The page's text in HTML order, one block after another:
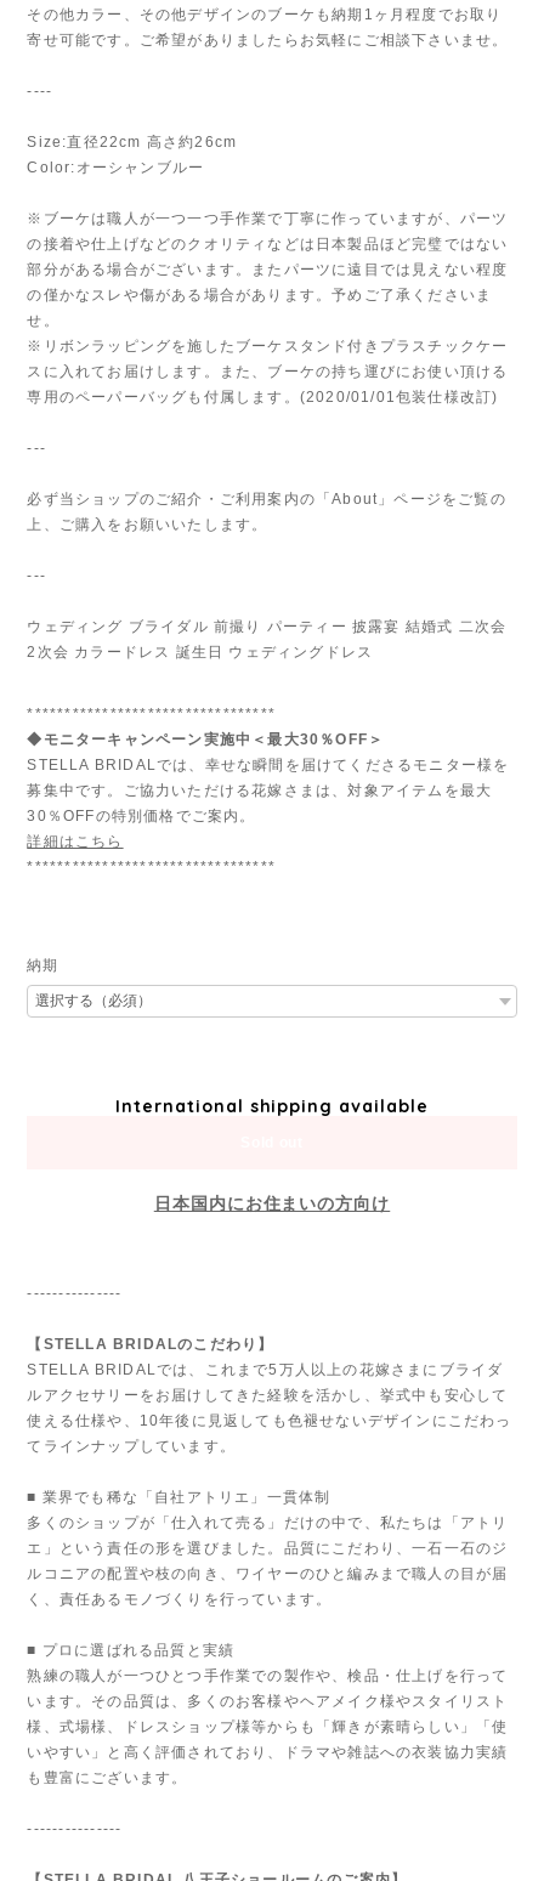
その他カラー、その他デザインのブーケも納期1ヶ月程度でお取り
寄せ可能です。ご希望がありましたらお気軽にご相談下さいませ。
----
Size:直径22cm 高さ約26cm
Color:オーシャンブルー
※ブーケは職人が一つ一つ手作業で丁寧に作っていますが、パーツ
の接着や仕上げなどのクオリティなどは日本製品ほど完璧ではない
部分がある場合がございます。またパーツに遠目では見えない程度
の僅かなスレや傷がある場合があります。予めご了承くださいま
せ。
※リボンラッピングを施したブーケスタンド付きプラスチックケー
スに入れてお届けします。また、ブーケの持ち運びにお使い頂ける
専用のペーパーバッグも付属します。(2020/01/01包装仕様改訂)
---
必ず当ショップのご紹介・ご利用案内の「About」ページをご覧の
上、ご購入をお願いいたします。
---
ウェディング ブライダル 前撮り パーティー 披露宴 結婚式 二次会
2次会 カラードレス 誕生日 ウェディングドレス
*********************************
◆モニターキャンペーン実施中＜最大30％OFF＞
STELLA BRIDALでは、幸せな瞬間を届けてくださるモニター様を
募集中です。ご協力いただける花嫁さまは、対象アイテムを最大
30％OFFの特別価格でご案内。
詳細はこちら
*********************************
納期
International shipping available
日本国内にお住まいの方向け
---------------
【STELLA BRIDALのこだわり】
STELLA BRIDALでは、これまで5万人以上の花嫁さまにブライダ
ルアクセサリーをお届けしてきた経験を活かし、挙式中も安心して
使える仕様や、10年後に見返しても色褪せないデザインにこだわっ
てラインナップしています。
■ 業界でも稀な「自社アトリエ」一貫体制
多くのショップが「仕入れて売る」だけの中で、私たちは「アトリ
エ」という責任の形を選びました。品質にこだわり、一石一石のジ
ルコニアの配置や枝の向き、ワイヤーのひと編みまで職人の目が届
く、責任あるモノづくりを行っています。
■ プロに選ばれる品質と実績
熟練の職人が一つひとつ手作業での製作や、検品・仕上げを行って
います。その品質は、多くのお客様やヘアメイク様やスタイリスト
様、式場様、ドレスショップ様等からも「輝きが素晴らしい」「使
いやすい」と高く評価されており、ドラマや雑誌への衣装協力実績
も豊富にございます。
---------------